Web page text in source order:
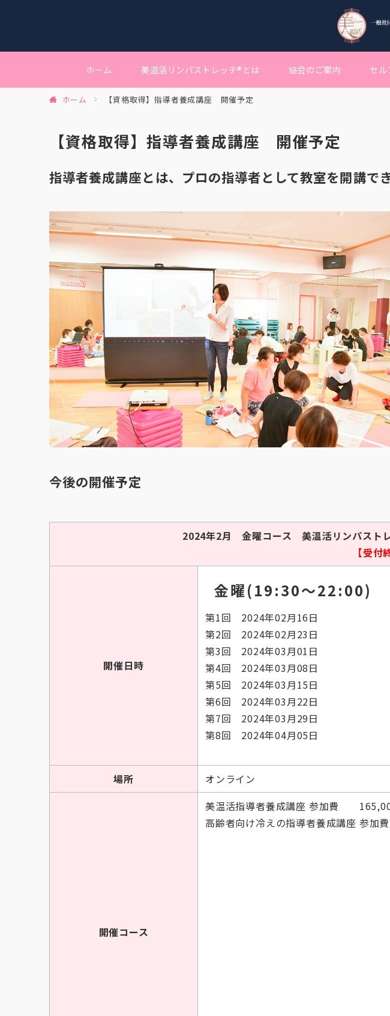
ホーム 美温活リンパストレッチ®︎とは 協会のご案内 セル
ホーム 【資格取得】指導者養成講座 開催予定
【資格取得】指導者養成講座 開催予定
指導者養成講座とは、プロの指導者として教室を開講で
今後の開催予定
2024年2月 金曜コース 美温活リンパストレ
【受付
開催日時
金曜(19:30〜22:00)
第1回 2024年02月16日
第2回 2024年02月23日
第3回 2024年03月01日
第4回 2024年03月08日
第5回 2024年03月15日
第6回 2024年03月22日
第7回 2024年03月29日
第8回 2024年04月05日
場所 オンライン
開催コース
美温活指導者養成講座 参加費
高齢者向け冷えの指導者養成講座 参